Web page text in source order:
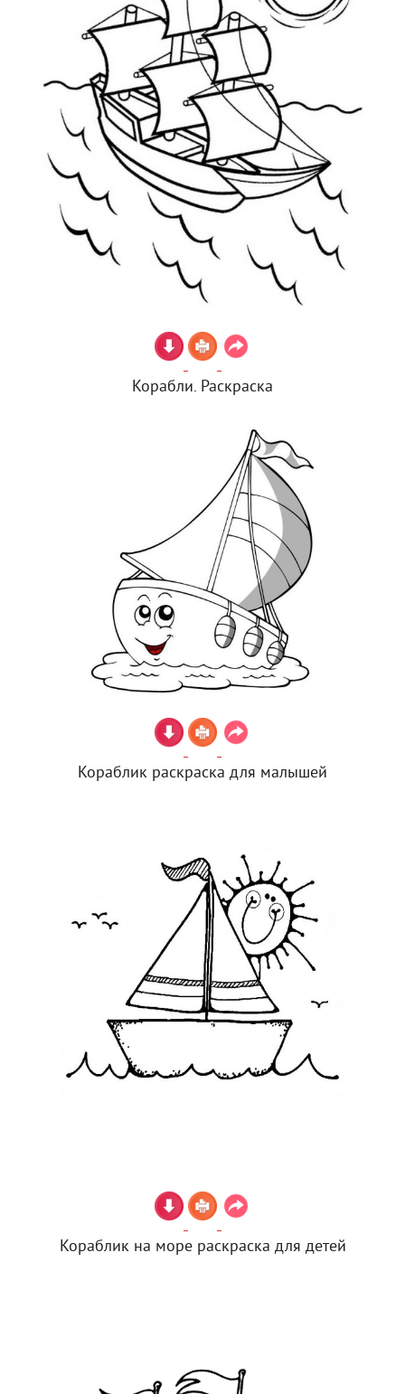
Корабли. Раскраска
Кораблик раскраска для малышей
Кораблик на море раскраска для детей